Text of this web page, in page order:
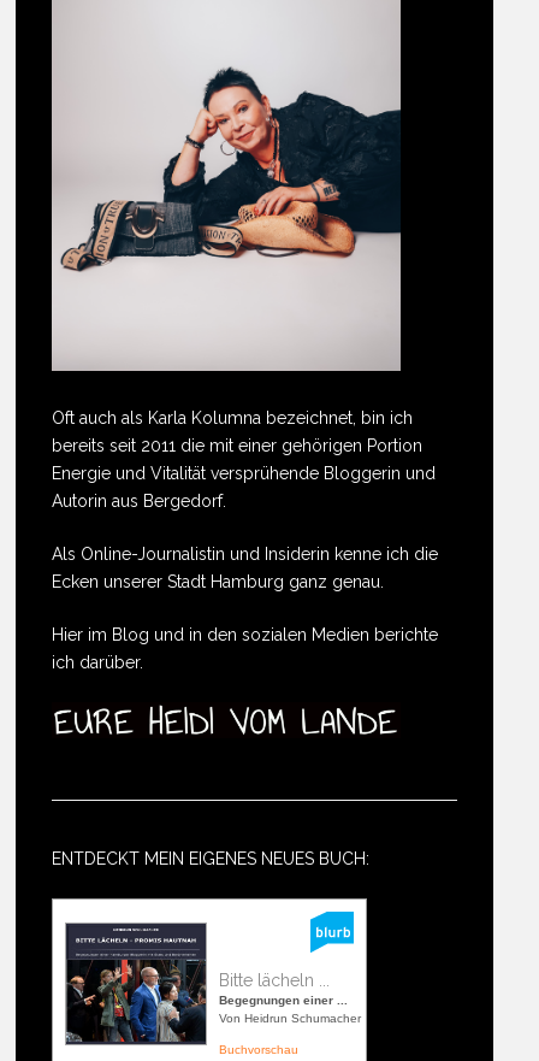
Oft auch als Karla Kolumna bezeichnet, bin ich
bereits seit 2011 die mit einer gehörigen Portion
Energie und Vitalität versprühende Bloggerin und
Autorin aus Bergedorf.
Als Online-Journalistin und Insiderin kenne ich die
Ecken unserer Stadt Hamburg ganz genau.
Hier im Blog und in den sozialen Medien berichte
ich darüber.
ENTDECKT MEIN EIGENES NEUES BUCH:
Bitte lächeln ...
Begegnungen einer ...
Von Heidrun Schumacher
Buchvorschau